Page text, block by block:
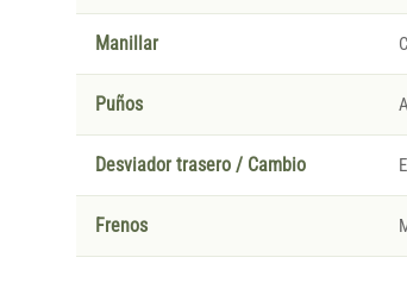
Manillar
Puños
Desviador trasero / Cambio
Frenos